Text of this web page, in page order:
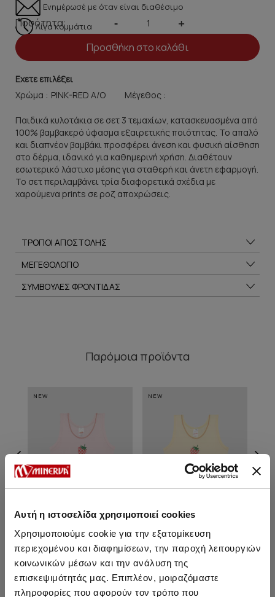
Αυτή η ιστοσελίδα χρησιμοποιεί cookies
Χρησιμοποιούμε cookie για την εξατομίκευση
περιεχομένου και διαφημίσεων, την παροχή λειτουργιών
κοινωνικών μέσων και την ανάλυση της
επισκεψιμότητάς μας. Επιπλέον, μοιραζόμαστε
πληροφορίες που αφορούν τον τρόπο που
Ενημέρωσέ με όταν είναι διαθέσιμο
Λίγα κομμάτια
Ποσότητα: - +
Προσθήκη στο καλάθι
Εχετε επιλέξει
Χρώμα :
Μέγεθος :
Παιδικά κυλοτάκια σε σετ 3 τεμαχίων, κατασκευασμένα από
100% βαμβακερό ύφασμα εξαιρετικής ποιότητας. Το απαλό
και διαπνέον βαμβάκι προσφέρει άνεση και φυσική αίσθηση
στο δέρμα, ιδανικό για καθημερινή χρήση. Διαθέτουν
εσωτερικό λάστιχο μέσης για σταθερή και άνετη εφαρμογή.
Το σετ περιλαμβάνει τρία διαφορετικά σχέδια με
χαρούμενα prints σε ροζ αποχρώσεις.
ΤΡΟΠΟΙ ΑΠΟΣΤΟΛΗΣ
ΜΕΓΕΘΟΛΟΓΙΟ
ΣΥΜΒΟΥΛΕΣ ΦΡΟΝΤΙΔΑΣ
Παρόμοια προϊόντα
NEW
Strawberry Αμάνικο
Παιδικό Φανελάκι
Από 6,00 € έως 6,80 €
NEW
Strawberry Αμάνικο
Παιδικό Φανελάκι
Από 6,00 € έως 6,80 €